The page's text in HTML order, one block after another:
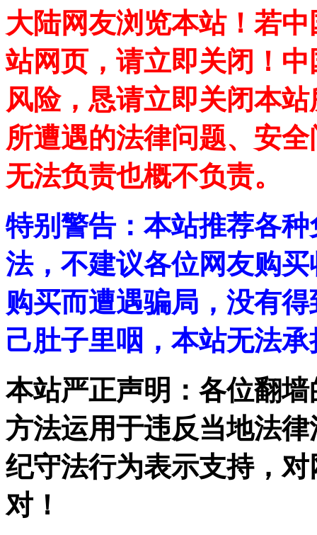
大陆网友浏览本站！若
站网页，请立即关闭！
风险，恳请立即关闭本
所遭遇的法律问题、安
无法负责也概不负责。
特别警告：本站推荐各
法，不建议各位网友购
购买而遭遇骗局，没有
己肚子里咽，本站无法
本站严正声明：各位翻
方法运用于违反当地法
纪守法行为表示支持，
对！